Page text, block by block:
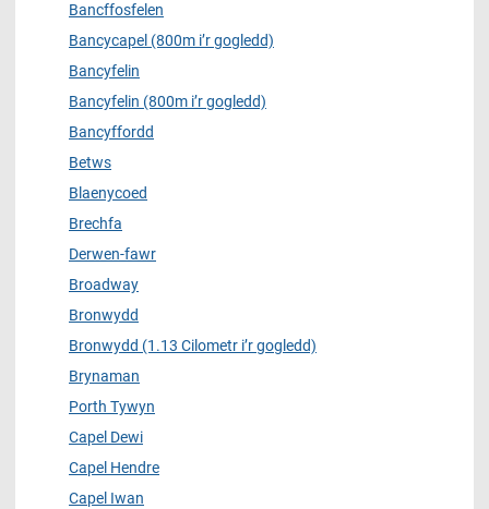
Bancffosfelen
Bancycapel (800m i’r gogledd)
Bancyfelin
Bancyfelin (800m i’r gogledd)
Bancyffordd
Betws
Blaenycoed
Brechfa
Derwen-fawr
Broadway
Bronwydd
Bronwydd (1.13 Cilometr i’r gogledd)
Brynaman
Porth Tywyn
Capel Dewi
Capel Hendre
Capel Iwan